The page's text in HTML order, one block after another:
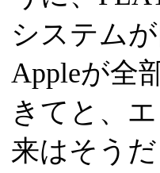
システム
Appleが全
きてと、
来はそう